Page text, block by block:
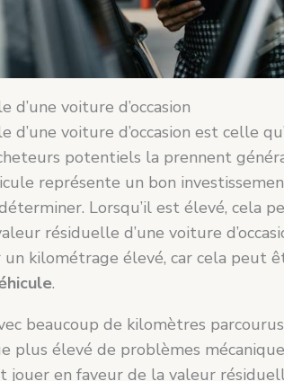
d’une voiture d’occasion
d’une voiture d’occasion est celle
potentiels la prennent
représente un bon
Lorsqu’il est élevé, cela
résiduelle d’une voiture
kilométrage élevé, car cela peut
.
beaucoup de kilomètres
plus élevé de problèmes
jouer en faveur de la valeur